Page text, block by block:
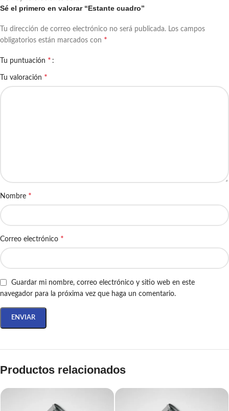
Sé el primero en valorar “Estante cuadro”
Tu dirección de correo electrónico no será publicada. Los campos
obligatorios están marcados con *
Tu puntuación *
Tu valoración *
Nombre *
Correo electrónico *
Guardar mi nombre, correo electrónico y sitio web en este
navegador para la próxima vez que haga un comentario.
Productos relacionados